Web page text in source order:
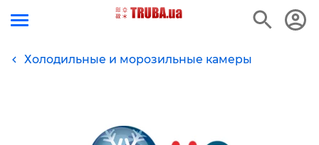
Холодильные и морозильные камеры